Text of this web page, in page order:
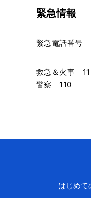
緊急情報
緊急電話番号
救急＆火事
警察 110
はじめて